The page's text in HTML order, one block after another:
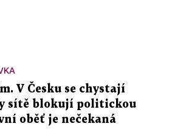
V Česku se chystají
sítě blokují politickou
oběť je nečekaná